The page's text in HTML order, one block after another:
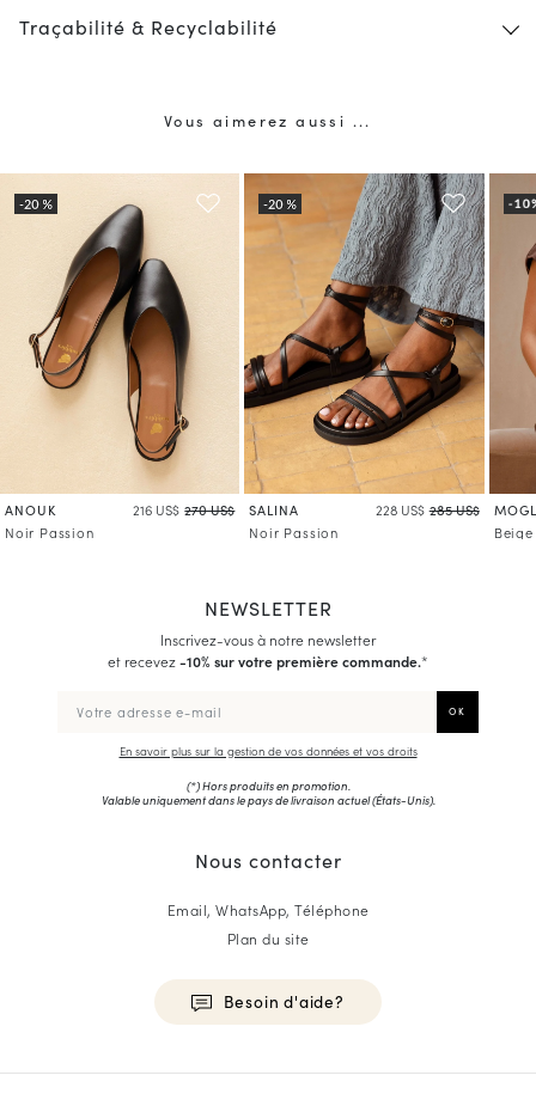
Traçabilité & Recyclabilité
Vous aimerez aussi ...
ANOUK 216 US$ 270 US$
Noir Passion
SALINA 228 US$ 285 US$
Noir Passion
Beige
NEWSLETTER
Inscrivez-vous à notre newsletter
et recevez-10% sur votre première commande.*
En savoir plus sur la gestion de vos données et vos droits
(*) Hors produits en promotion.
Valable uniquement dans le pays de livraison actuel (États-Unis).
Nous contacter
Email, WhatsApp, Téléphone
Plan du site
Besoin d'aide?